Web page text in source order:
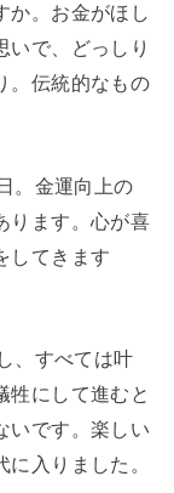
か。お金がほし
いで、どっしり
。伝統的なもの
金運向上の
ります。心が喜
してきます
すべては叶
牲にして進むと
いです。楽しい
入りました。